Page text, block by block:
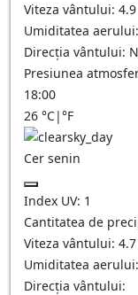
Viteza vântului: 4.9
Umiditatea aerului:
Direcția vântului:
Presiunea
18:00
26 °C|°F
Cer senin
Index UV: 1
Cantitatea de
Viteza vântului: 4.7
Umiditatea aerului:
Direcția vântului: